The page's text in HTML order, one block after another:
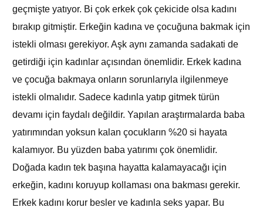
geçmişte yatıyor. Bi çok erkek çok çekicide olsa kadını
bırakıp gitmiştir. Erkeğin kadına ve çocuğuna bakmak için
istekli olması gerekiyor. Aşk aynı zamanda sadakati de
getirdiği için kadınlar açısından önemlidir. Erkek kadına
ve çocuğa bakmaya onların sorunlarıyla ilgilenmeye
istekli olmalıdır. Sadece kadınla yatıp gitmek türün
devamı için faydalı değildir. Yapılan araştırmalarda baba
yatırımından yoksun kalan çocukların %20 si hayata
kalamıyor. Bu yüzden baba yatırımı çok önemlidir.
Doğada kadın tek başına hayatta kalamayacağı için
erkeğin, kadını koruyup kollaması ona bakması gerekir.
Erkek kadını korur besler ve kadınla seks yapar. Bu